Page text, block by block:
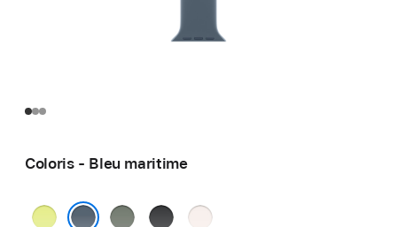
Coloris - Bleu maritime
Jaune
Gris
Noir
Rose